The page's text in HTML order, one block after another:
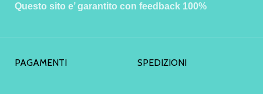
Questo sito e’ garantito con feedback 100%
PAGAMENTI SPEDIZIONI